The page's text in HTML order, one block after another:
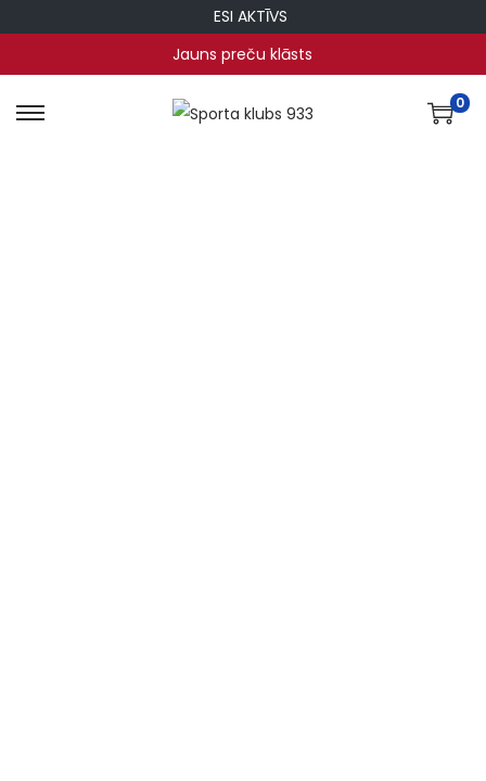
ESI AKTĪVS
Jauns preču klāsts
0